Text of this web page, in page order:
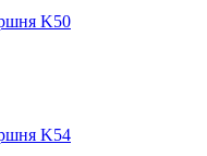
K50
K54